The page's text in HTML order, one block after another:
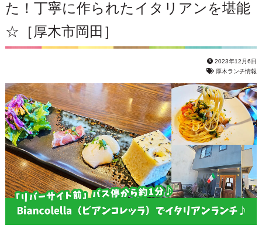
た！丁寧に作られたイタリアンを堪能
☆［厚木市岡田］
2023年12月6日
厚木ランチ情報